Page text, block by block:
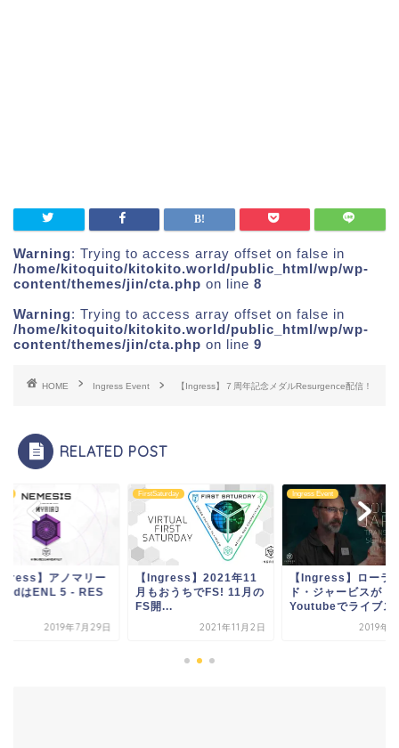
Warning: Trying to access array offset on false in
/home/kitoquito/kitokito.world/public_html/wp/wp-
content/themes/jin/cta.php on line 8
Warning: Trying to access array offset on false in
/home/kitoquito/kitokito.world/public_html/wp/wp-
content/themes/jin/cta.php on line 9
HOME Ingress Event 【Ingress】７周年記念メダルResurgence配信！
RELATED POST
】アノマリー
はENL 5 - RES
2019年7月29日
FirstSaturday
【Ingress】2021年11
月もおうちでFS! 11月の
FS開...
2021年11月2日
Ingress Event
【Ingress】ローラ
ド・ジャービスが
Youtubeでライブス
2019年9